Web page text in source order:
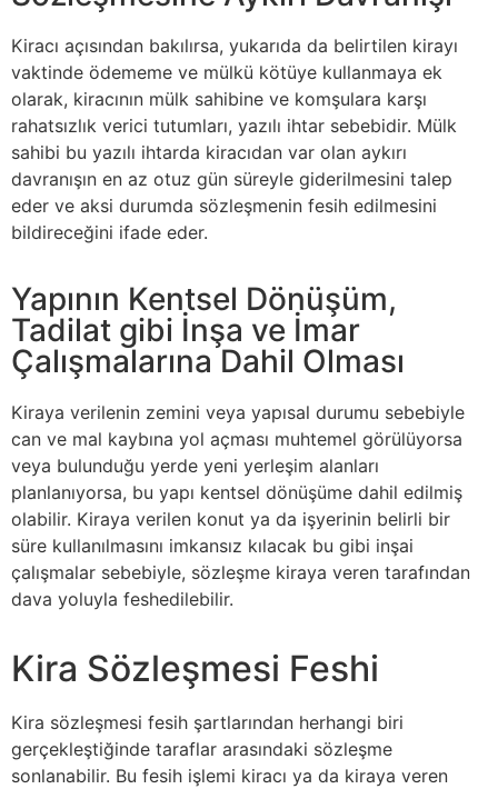
Kiracı açısından bakılırsa, yukarıda da belirtilen kirayı
vaktinde ödememe ve mülkü kötüye kullanmaya ek
olarak, kiracının mülk sahibine ve komşulara karşı
rahatsızlık verici tutumları, yazılı ihtar sebebidir. Mülk
sahibi bu yazılı ihtarda kiracıdan var olan aykırı
davranışın en az otuz gün süreyle giderilmesini talep
eder ve aksi durumda sözleşmenin fesih edilmesini
bildireceğini ifade eder.
Yapının Kentsel Dönüşüm,
Tadilat gibi İnşa ve İmar
Çalışmalarına Dahil Olması
Kiraya verilenin zemini veya yapısal durumu sebebiyle
can ve mal kaybına yol açması muhtemel görülüyorsa
veya bulunduğu yerde yeni yerleşim alanları
planlanıyorsa, bu yapı kentsel dönüşüme dahil edilmiş
olabilir. Kiraya verilen konut ya da işyerinin belirli bir
süre kullanılmasını imkansız kılacak bu gibi inşai
çalışmalar sebebiyle, sözleşme kiraya veren tarafından
dava yoluyla feshedilebilir.
Kira Sözleşmesi Feshi
Kira sözleşmesi fesih şartlarından herhangi biri
gerçekleştiğinde taraflar arasındaki sözleşme
sonlanabilir. Bu fesih işlemi kiracı ya da kiraya veren